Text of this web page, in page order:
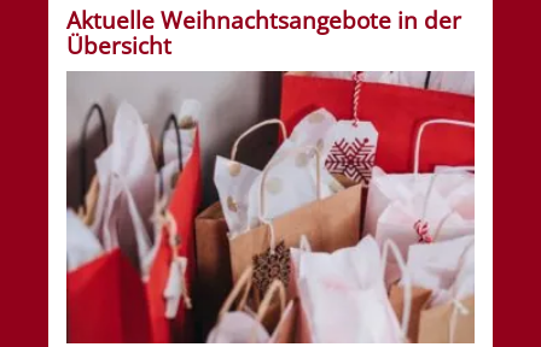
Aktuelle Weihnachtsangebote in der
Übersicht